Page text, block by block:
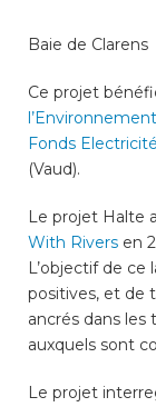
Baie de Clarens
Ce projet
l’Environnement
Fonds
(Vaud).
Le projet Halte
With Rivers en
L’objectif de ce
positives, et de
ancrés dans les
auxquels sont
Le projet